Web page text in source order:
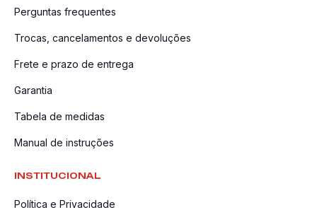
Perguntas frequentes
Trocas, cancelamentos e devoluções
Frete e prazo de entrega
Garantia
Tabela de medidas
Manual de instruções
INSTITUCIONAL
Política e Privacidade